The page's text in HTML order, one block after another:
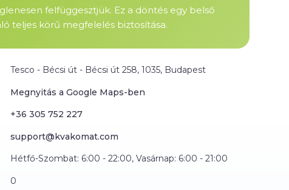
felfüggesztjük. Ez a döntés egy belső
teljes körű megfelelés biztosítása.
Tesco - Bécsi út - Bécsi út 258, 1035, Budapest
Megnyitás a Google Maps-ben
+36 305 752 227
support@kvakomat.com
Hétfő-Szombat: 6:00 - 22:00, Vasárnap: 6:00 - 21:00
0